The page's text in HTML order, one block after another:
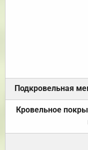
Подкровельная
Кровельное